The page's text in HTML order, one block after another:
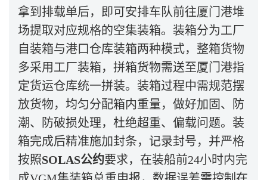
拿到排载单后，即可安排车队前往厦门港堆
场提取对应规格的空集装箱。装箱分为工厂
自装箱与港口仓库装箱两种模式，整箱货物
多采用工厂装箱，拼箱货物需送至厦门港指
定货运仓库统一拼装。装箱过程中需规范摆
放货物，均匀分配箱内重量，做好加固、防
潮、防破损处理，杜绝超重、偏载问题。装
箱完成后精准施加封条，记录封号，并严格
按照SOLAS公约要求，在装船前24小时内完